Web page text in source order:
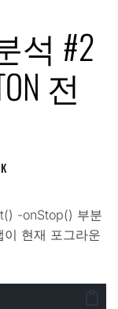
석 #2
전
-onStop() 부분
현재 포그라운